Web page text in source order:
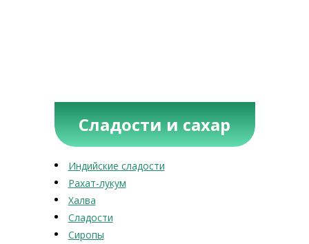
Сладости и сахар
Индийские сладости
Рахат-лукум
Халва
Сладости
Сиропы